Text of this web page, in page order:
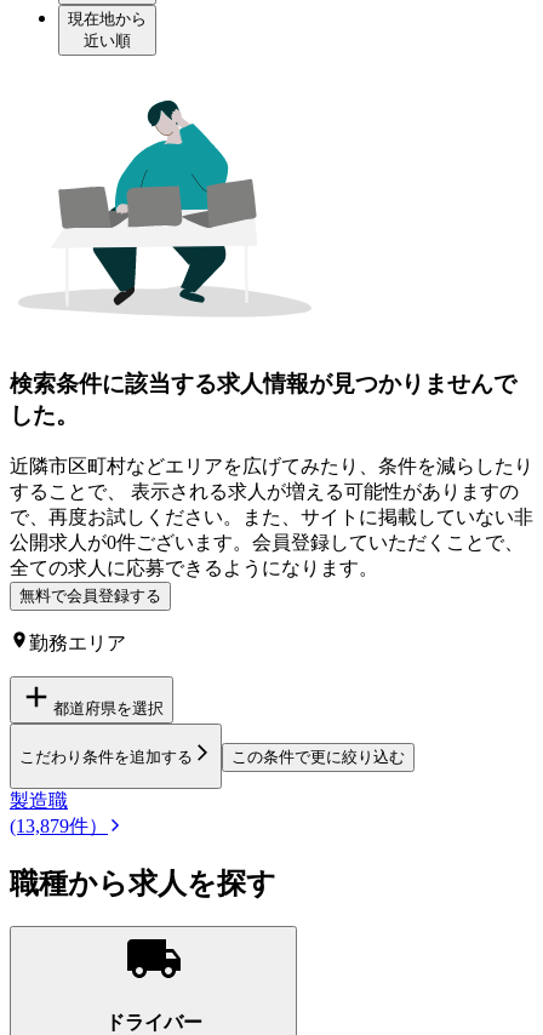
現在地から
近い順
検索条件に該当する求人情報が見つかりませんで
した。
近隣市区町村などエリアを広げてみたり、条件を減らしたり
することで、 表示される求人が増える可能性がありますの
で、再度お試しください。
また、サイトに掲載していない非
公開求人が0件ございます。会員登録していただくことで、
全ての求人に応募できるようになります。
無料で会員登録する
勤務エリア
都道府県を選択
こだわり条件を追加する この条件で更に絞り込む
製造職
(13,879件）
職種から求人を探す
ドライバー